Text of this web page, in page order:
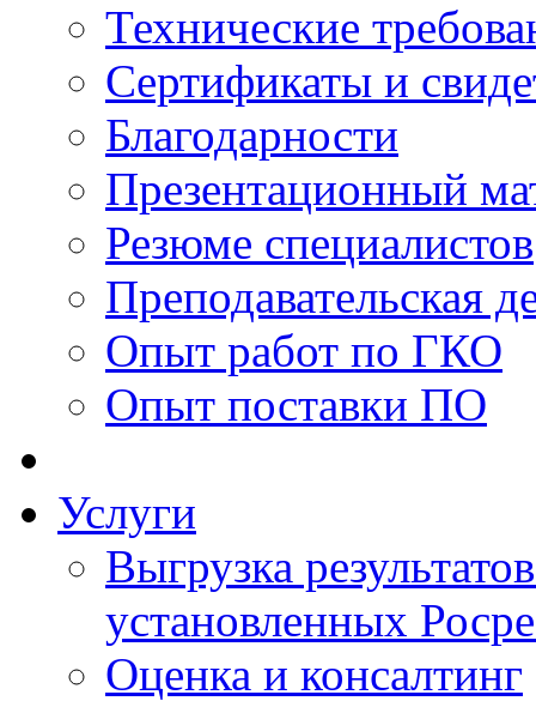
Технические
Сертификаты и
Благодарности
Презентационный
Резюме специалистов
Преподавательская
Опыт работ по ГКО
Опыт поставки ПО
Услуги
Выгрузка
установленных
Оценка и консалтинг